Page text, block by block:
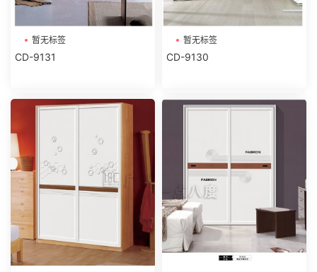
暂无标签
CD-9131
暂无标签
CD-9130